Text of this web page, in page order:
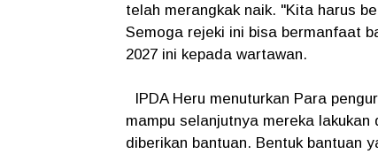
telah merangkak naik. "Kita harus
Semoga rejeki ini bisa bermanfaat
2027 ini kepada wartawan.
IPDA Heru menuturkan Para
mampu selanjutnya mereka
diberikan bantuan. Bentuk bantuan